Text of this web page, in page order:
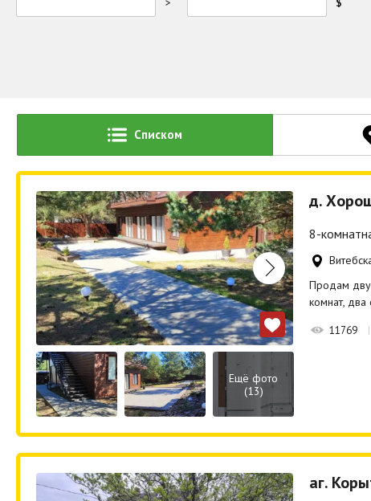
Списком
Ещё фото
(13)
д.
8-
Продам
комнат, два
11769
аг.